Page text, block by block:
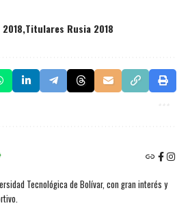
Titulares Rusia 2018
Tecnológica de Bolívar, con gran interés y